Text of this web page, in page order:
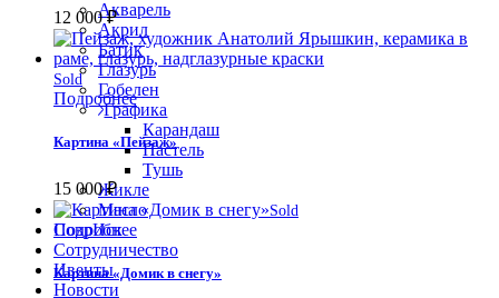
Акварель
Акрил
Батик
Глазурь
Гобелен
Графика
Карандаш
Пастель
Тушь
Жикле
Масло
СоврИск
Сотрудничество
Ивенты
Новости
12 000₽
Sold
Подробнее
Картина «Пейзаж»
15 000₽
Sold
Подробнее
Картина «Домик в снегу»